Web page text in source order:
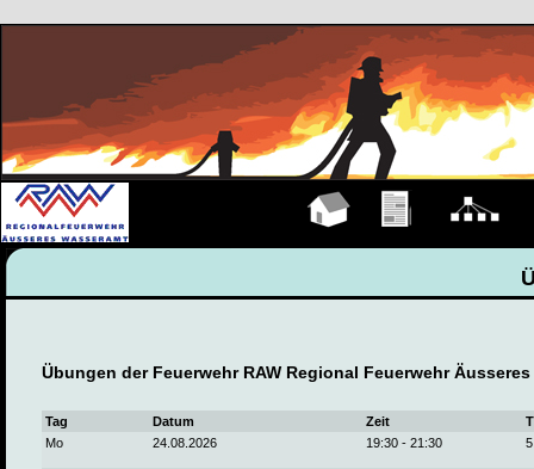
Übungen der Feuerwehr RAW Regional Feuerwehr
Tag Datum Zeit
Mo
24.08.2026 19:30 - 21:30